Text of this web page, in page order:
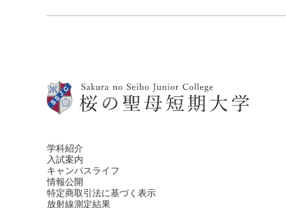
学科紹介
入試案内
キャンパスライフ
情報公開
特定商取引法に基づく表示
放射線測定結果